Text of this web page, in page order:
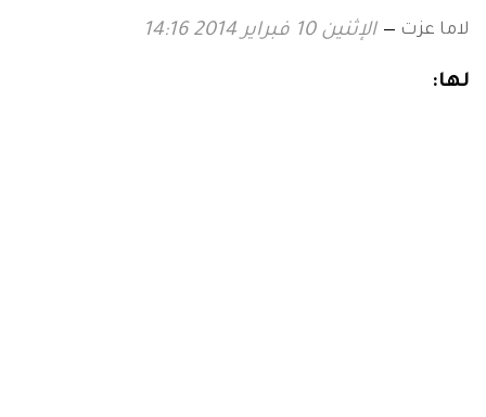
لاما عزت الإثنين 10 فبراير 2014 14:16
لها: